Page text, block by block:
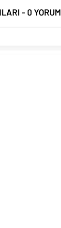
- 0 YORUM